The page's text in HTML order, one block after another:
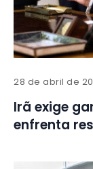
28 de abril de
Irã exige
enfrenta